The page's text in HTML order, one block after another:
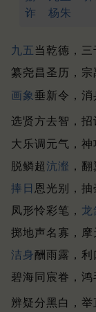
诈
杨朱
九五当乾德，三
纂尧昌圣历，宗
画象 垂新令，消
选贤方去智，招
大乐调元气，神
脱鳞超沆瀣 ，
捧日 恩光别，抽
凤形怜彩笔， 龙
掷地声名寡，摩
洁身酬雨露，利
碧海同宸眷，鸿
辨疑分黑白，举